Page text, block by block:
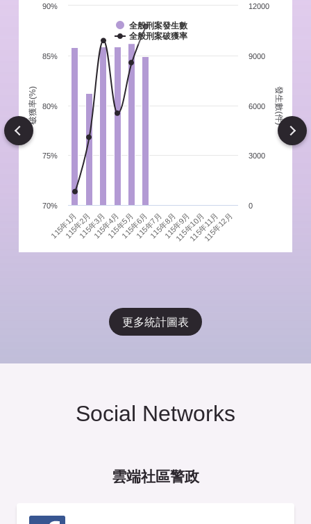
警政統計通報
警政統計懶人包
破獲率(%) 發生數(件)
全般刑案發生數
全般刑案破獲率
115年1月115年2月115年3月115年4月115年5月115年6月115年7月115年8月115年9月
115年10月
115年11月
115年12月
70%
75%
80%
85%
90%
0
3000
6000
9000
12000
更多統計圖表
Social Networks
雲端社區警政